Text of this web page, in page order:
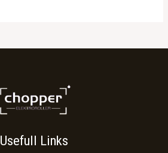
Usefull Links